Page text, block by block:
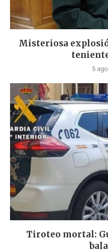
Misteriosa
5
Tiroteo mortal: